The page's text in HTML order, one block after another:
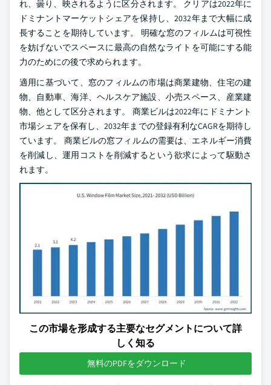
れ、曇り、映されるように区分されます。 クリアは2022年に
ドミナントマーケットシェアを保持し、2032年まで大幅に成
長することを期待しています。 明確な窓のフィルムは可視性
を妨げないでスペースに最高の自然なライトを可能にする能
力のためにの後で求められます。
適用に基づいて、窓のフィルムの市場は商業建物、住宅の建
物、自動車、海洋、ヘルスケア施設、小売スペース、産業建
物、他として区分されます。 商業ビルは2022年にドミナント
市場シェアを保有し、2032年までの登録有利なCAGRを期待し
ています。 商業ビルの窓フィルムの需要は、エネルギー消費
を削減し、運用コストを削減するという欲求によって駆動さ
れます。
この市場を形成する主要なセグメントについて詳
しく知る
無料のPDFをダウンロード